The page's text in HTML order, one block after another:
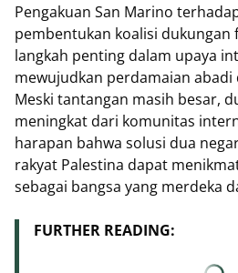
Pengakuan San Marino
pembentukan koalisi dukungan
langkah penting dalam upaya
mewujudkan perdamaian abadi
Meski tantangan masih besar,
meningkat dari komunitas
harapan bahwa solusi dua
rakyat Palestina dapat
sebagai bangsa yang merdeka
FURTHER READING: